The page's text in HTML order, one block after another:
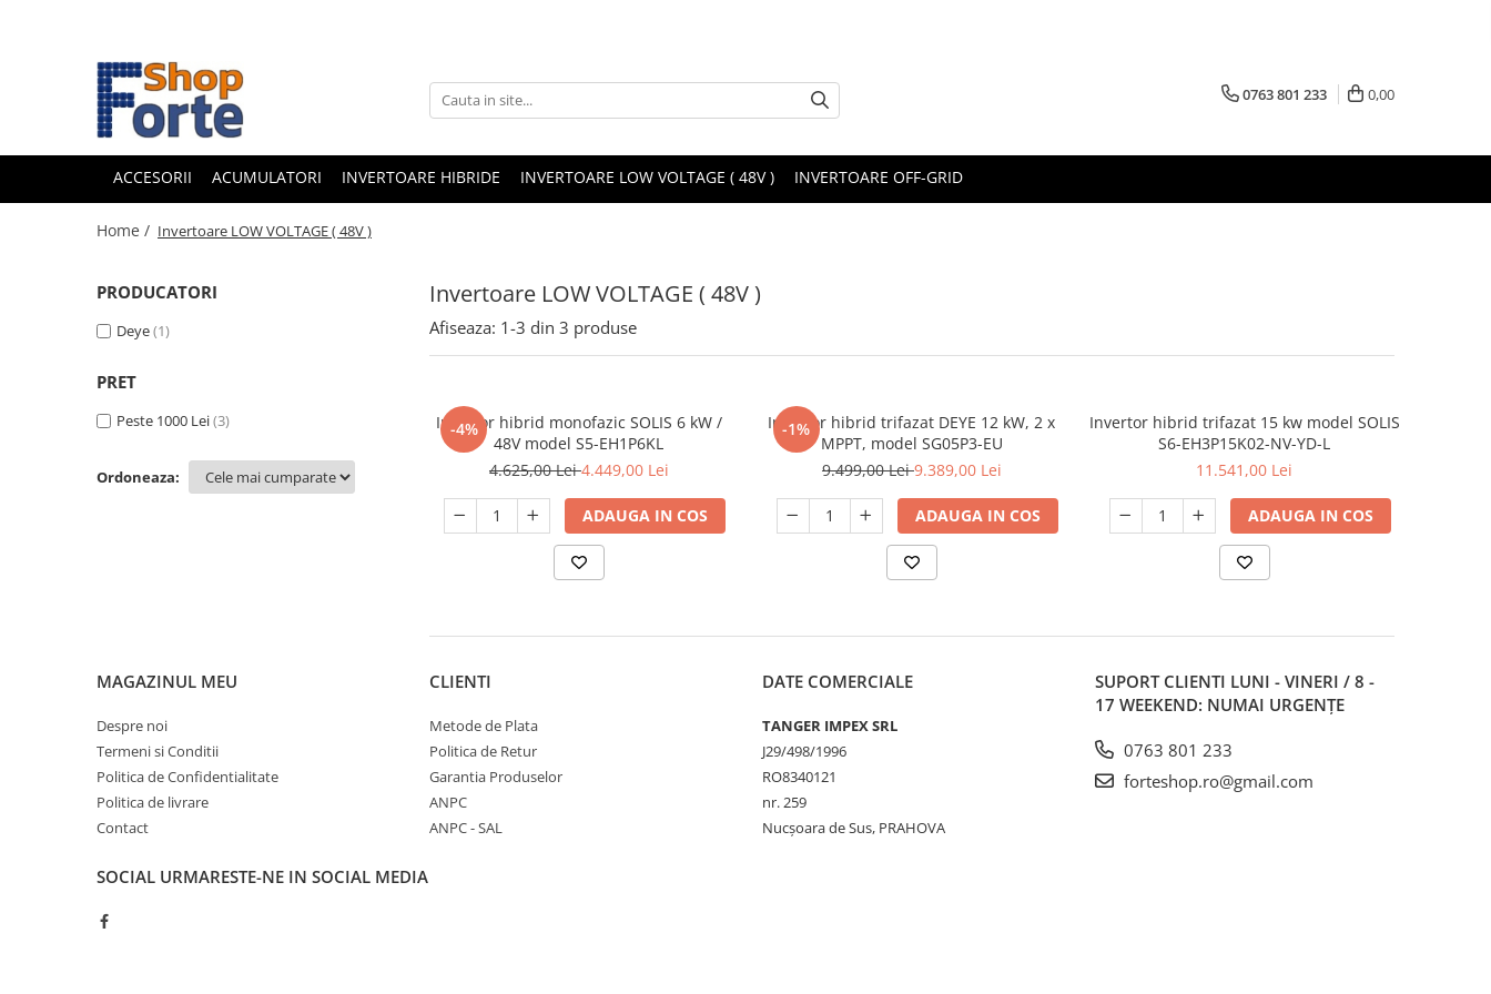
0763 801 233 0,00
ACCESORII ACUMULATORI INVERTOARE HIBRIDE INVERTOARE LOW VOLTAGE ( 48V ) INVERTOARE OFF-GRID
Home / Invertoare LOW VOLTAGE ( 48V )
Invertoare LOW VOLTAGE ( 48V )
PRODUCATORI
Deye(1)
PRET
Peste 1000 Lei(3)
Ordoneaza:
Afiseaza: 1-3 din 3 produse
-4%
Invertor hibrid monofazic SOLIS 6 kW /
48V model S5-EH1P6KL
4.625,00 Lei4.449,00 Lei
ADAUGA IN COS
-1%
Invertor hibrid trifazat DEYE 12 kW, 2 x
MPPT, model SG05P3-EU
9.499,00 Lei9.389,00 Lei
ADAUGA IN COS
Invertor hibrid trifazat 15 kw model SOLIS
S6-EH3P15K02-NV-YD-L
11.541,00 Lei
ADAUGA IN COS
MAGAZINUL MEU
Despre noi
Termeni si Conditii
Politica de Confidentialitate
Politica de livrare
Contact
CLIENTI
Metode de Plata
Politica de Retur
Garantia Produselor
ANPC
ANPC - SAL
DATE COMERCIALE
TANGER IMPEX SRL
J29/498/1996
RO8340121
nr. 259
Nucșoara de Sus, PRAHOVA
SUPORT CLIENTI LUNI - VINERI / 8 -
17 WEEKEND: NUMAI URGENȚE
0763 801 233
forteshop.ro@gmail.com
SOCIAL URMARESTE-NE IN SOCIAL MEDIA